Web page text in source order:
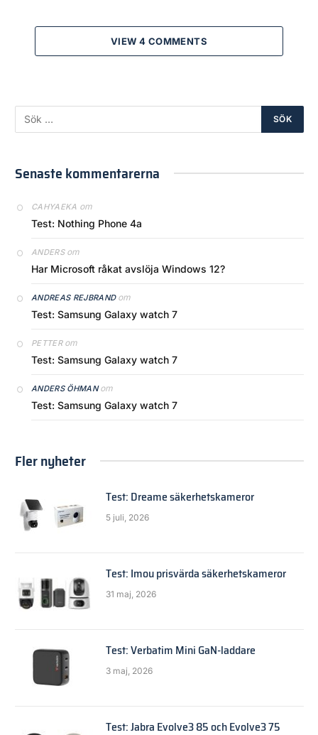
VIEW 4 COMMENTS
Senaste kommentarerna
CAHYAEKA om
Test: Nothing Phone 4a
ANDERSom
Har Microsoft råkat avslöja Windows 12?
ANDREAS REJBRANDom
Test: Samsung Galaxy watch 7
PETTERom
Test: Samsung Galaxy watch 7
ANDERS ÖHMANom
Test: Samsung Galaxy watch 7
Fler nyheter
Test: Dreame säkerhetskameror
5 juli, 2026
Test: Imou prisvärda säkerhetskameror
31 maj, 2026
Test: Verbatim Mini GaN-laddare
3 maj, 2026
Test: Jabra Evolve3 85 och Evolve3 75